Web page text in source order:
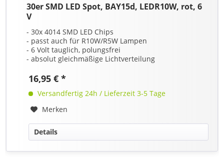
30er SMD LED Spot, BAY15d, LEDR10W, rot, 6
V
- 30x 4014 SMD LED Chips
- passt auch für R10W/R5W Lampen
- 6 Volt tauglich, polungsfrei
- absolut gleichmäßige Lichtverteilung
16,95 € *
Versandfertig 24h / Lieferzeit 3-5 Tage
Merken
Details